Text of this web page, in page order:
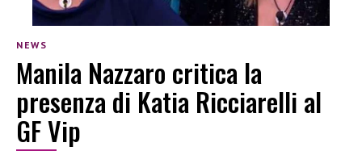
NEWS
Manila Nazzaro critica la
presenza di Katia Ricciarelli al
GF Vip